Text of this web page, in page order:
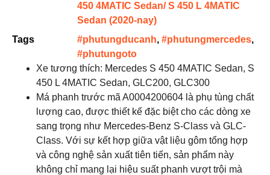
450 4MATIC Sedan/ S 450 L 4MATIC
Sedan (2020-nay)
Tags
#phutungducanh, #phutungmercedes,
#phutungoto
Xe tương thích: Mercedes S 450 4MATIC Sedan, S
450 L 4MATIC Sedan, GLC200, GLC300
Má phanh trước mã A0004200604 là phụ tùng chất
lượng cao, được thiết kế đặc biệt cho các dòng xe
sang trọng như Mercedes-Benz S-Class và GLC-
Class. Với sự kết hợp giữa vật liệu gôm tổng hợp
và công nghệ sản xuất tiên tiến, sản phẩm này
không chỉ mang lại hiệu suất phanh vượt trội mà